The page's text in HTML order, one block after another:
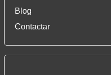
Blog
Contactar